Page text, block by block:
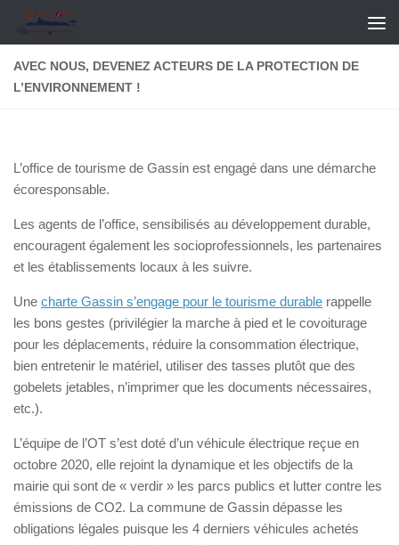
Skip to content
AVEC NOUS, DEVENEZ ACTEURS DE LA PROTECTION DE
L’ENVIRONNEMENT !
L’office de tourisme de Gassin est engagé dans une démarche
écoresponsable.
Les agents de l’office, sensibilisés au développement durable,
encouragent également les socioprofessionnels, les partenaires
et les établissements locaux à les suivre.
Une charte Gassin s’engage pour le tourisme durable rappelle
les bons gestes (privilégier la marche à pied et le covoiturage
pour les déplacements, réduire la consommation électrique,
bien entretenir le matériel, utiliser des tasses plutôt que des
gobelets jetables, n’imprimer que les documents nécessaires,
etc.).
L’équipe de l’OT s’est doté d’un véhicule électrique reçue en
octobre 2020, elle rejoint la dynamique et les objectifs de la
mairie qui sont de « verdir » les parcs publics et lutter contre les
émissions de CO2. La commune de Gassin dépasse les
obligations légales puisque les 4 derniers véhicules achetés